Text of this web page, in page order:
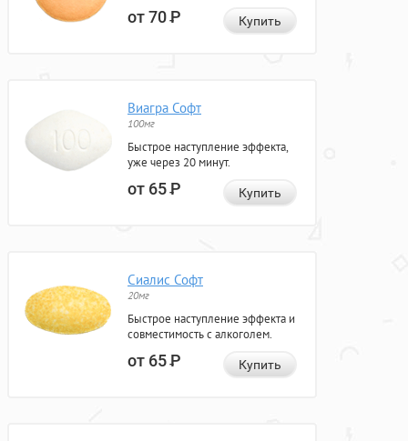
от 70Р Купить
Виагра Софт
100мг
Быстрое наступление эффекта,
уже через 20 минут.
от 65Р Купить
Сиалис Софт
20мг
Быстрое наступление эффекта и
совместимость с алкоголем.
от 65Р Купить